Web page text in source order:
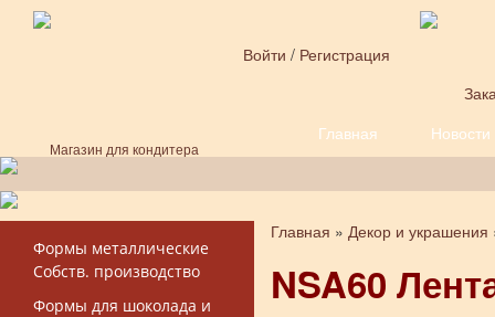
Перейти к основному содержанию
Магазин для кондитера
Войти / Регистрация
Главная
Новости
Форма поиска
Формы металлические
Собств. производство
Формы для шоколада и
Вы здесь
Главная » Декор и украшения
NSA60